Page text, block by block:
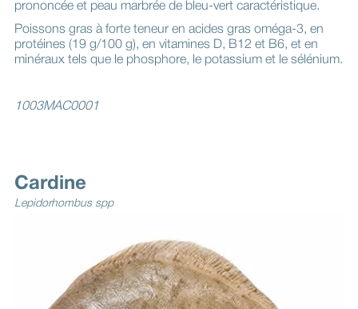
prononcée et peau marbrée de bleu-vert caractéristique.
Poissons gras à forte teneur en acides gras oméga-3, en
protéines (19 g/100 g), en vitamines D, B12 et B6, et en
minéraux tels que le phosphore, le potassium et le sélénium.
1003MAC0001
Cardine
Lepidorhombus spp